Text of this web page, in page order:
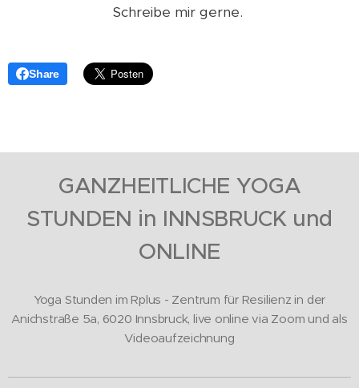
Schreibe mir gerne.
Share
GANZHEITLICHE YOGA
STUNDEN in INNSBRUCK und
ONLINE
Yoga Stunden im Rplus - Zentrum für Resilienz in der
Anichstraße 5a, 6020 Innsbruck, live online via Zoom und als
Videoaufzeichnung